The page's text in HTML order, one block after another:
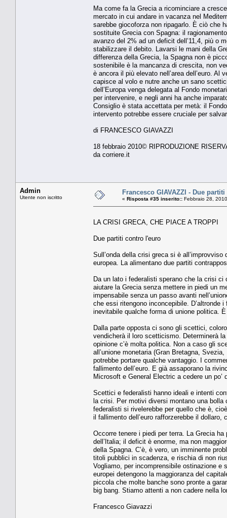
Ma come fa la Grecia a ricominciare a
mercato in cui andare in vacanza nel
sarebbe giocoforza non ripagarlo. È ciò che
sostituite Grecia con Spagna: il
avanzo del 2% ad un deficit dell’11,4, più o
stabilizzare il debito. Lavarsi le mani della
differenza della Grecia, la Spagna non è
sostenibile è la mancanza di crescita, non
è ancora il più elevato nell’area dell’euro.
capisce al volo e nutre anche un sano
dell’Europa venga delegata al Fondo
per intervenire, e negli anni ha anche
Consiglio è stata accettata per metà: il
intervento potrebbe essere cruciale per
di FRANCESCO GIAVAZZI
18 febbraio 2010© RIPRODUZIONE
da corriere.it
Admin
Utente non iscritto
Francesco GIAVAZZI - Due
« Risposta #35 inserito:: Febbraio 28,
LA CRISI GRECA, CHE PIACE A TROPPI
Due partiti contro l'euro
Sull’onda della crisi greca si è
europea. La alimentano due partiti
Da un lato i federalisti sperano che la crisi ci
aiutare la Grecia senza mettere in piedi un
impensabile senza un passo avanti
che essi ritengono inconcepibile. D’altronde
inevitabile qualche forma di unione politica.
Dalla parte opposta ci sono gli scettici,
vendicherà il loro scetticismo. Determinerà
opinione c’è molta politica. Non a caso gli
all’unione monetaria (Gran Bretagna,
potrebbe portare qualche vantaggio. I
fallimento dell’euro. E già assaporano la
Microsoft e General Electric a cedere un po’
Scettici e federalisti hanno ideali e intenti
la crisi. Per motivi diversi montano una bolla
federalisti si rivelerebbe per quello che è,
il fallimento dell’euro rafforzerebbe il
Occorre tenere i piedi per terra. La Grecia
dell’Italia; il deficit è enorme, ma non
della Spagna. C’è, è vero, un imminente
titoli pubblici in scadenza, e rischia di non
Vogliamo, per incomprensibile ostinazione e
europei detengono la maggioranza del
piccola che molte banche sono pronte a
big bang. Stiamo attenti a non cadere nella
Francesco Giavazzi